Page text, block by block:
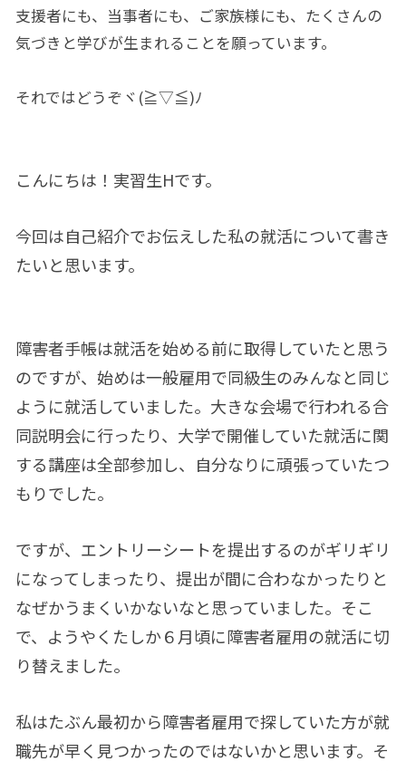
支援者にも、当事者にも、ご家族様にも、たくさんの
気づきと学びが生まれることを願っています。
それではどうぞヾ(≧▽≦)ﾉ
こんにちは！実習生Hです。
今回は自己紹介でお伝えした私の就活について書き
たいと思います。
障害者手帳は就活を始める前に取得していたと思う
のですが、始めは一般雇用で同級生のみんなと同じ
ように就活していました。大きな会場で行われる合
同説明会に行ったり、大学で開催していた就活に関
する講座は全部参加し、自分なりに頑張っていたつ
もりでした。
ですが、エントリーシートを提出するのがギリギリ
になってしまったり、提出が間に合わなかったりと
なぜかうまくいかないなと思っていました。そこ
で、ようやくたしか６月頃に障害者雇用の就活に切
り替えました。
私はたぶん最初から障害者雇用で探していた方が就
職先が早く見つかったのではないかと思います。そ